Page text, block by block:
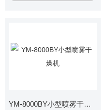
YM-8000BY小型喷雾干燥机